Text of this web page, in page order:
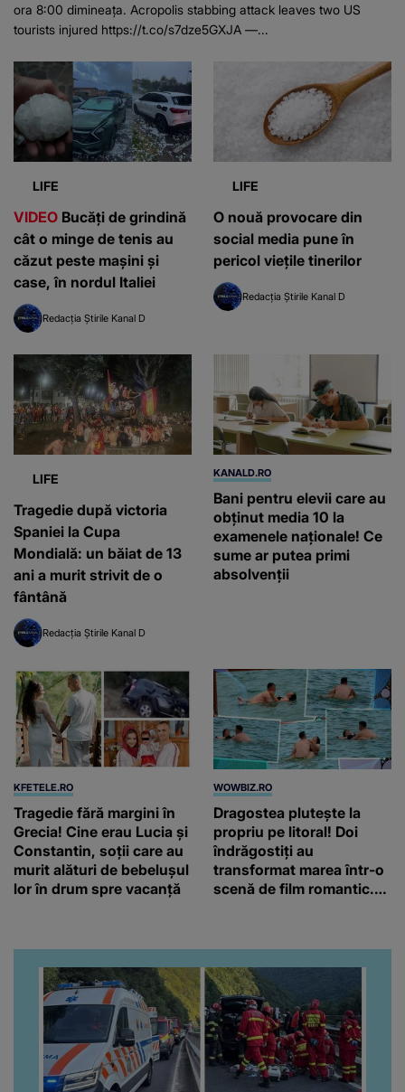
ora 8:00 dimineața. Acropolis stabbing attack leaves two US
tourists injured https://t.co/s7dze5GXJA —...
LIFE
VIDEO Bucăți de grindină
cât o minge de tenis au
căzut peste mașini și
case, în nordul Italiei
Redacția Știrile Kanal D
LIFE
O nouă provocare din
social media pune în
pericol viețile tinerilor
Redacția Știrile Kanal D
LIFE
Tragedie după victoria
Spaniei la Cupa
Mondială: un băiat de 13
ani a murit strivit de o
fântână
Redacția Știrile Kanal D
KANALD.RO
Bani pentru elevii care au
obținut media 10 la
examenele naționale! Ce
sume ar putea primi
absolvenții
KFETELE.RO
Tragedie fără margini în
Grecia! Cine erau Lucia și
Constantin, soții care au
murit alături de bebelușul
lor în drum spre vacanță
WOWBIZ.RO
Dragostea plutește la
propriu pe litoral! Doi
îndrăgostiți au
transformat marea într-o
scenă de film romantic.